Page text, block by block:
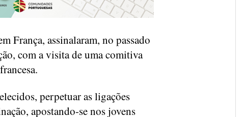
França, assinalaram, no passado
com a visita de uma comitiva
perpetuar as ligações
apostando-se nos jovens